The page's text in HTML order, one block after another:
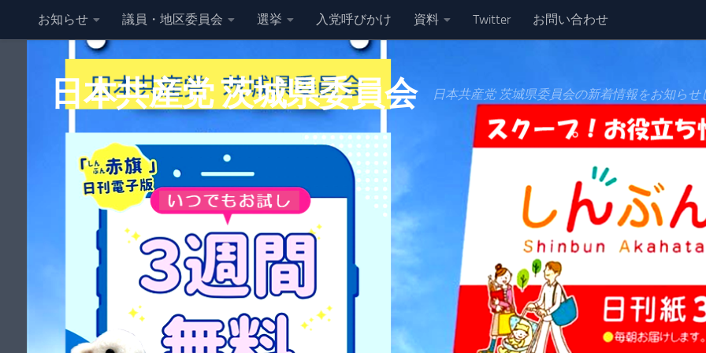
コンテンツへスキップ
お知らせ 議員・地区委員会 選挙 入党呼びかけ 資料 Twitter お問い合わせ
日本共産党 茨城県委員会 日本共産党 茨城県委員会の新着情報をお知らせ